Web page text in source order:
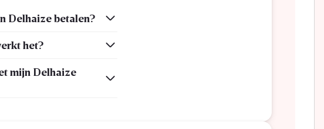
Delhaize betalen?
het?
mijn Delhaize